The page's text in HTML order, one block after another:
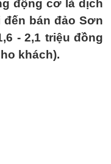
động cơ là dịch
bán đảo Sơn
- 2,1 triệu đồng
khách).